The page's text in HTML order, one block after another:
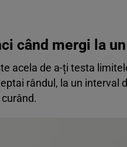
când mergi la
acela de a-ți testa
rândul, la un interval